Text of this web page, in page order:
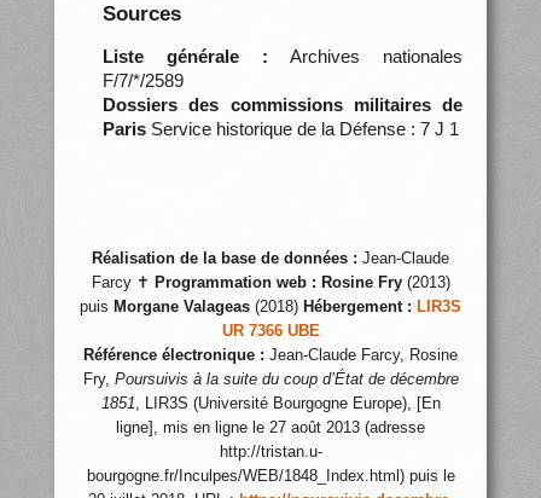
Sources
Liste générale : Archives nationales
F/7/*/2589
Dossiers des commissions militaires de
ParisService historique de la Défense : 7 J 1
Réalisation de la base de données : Jean-Claude
Farcy ✝ Programmation web : Rosine Fry(2013)
puis Morgane Valageas (2018) Hébergement : LIR3S
UR 7366 UBE
Référence électronique : Jean-Claude Farcy, Rosine
Fry, Poursuivis à la suite du coup d’État de décembre
1851, LIR3S (Université Bourgogne Europe), [En
ligne], mis en ligne le 27 août 2013 (adresse
http://tristan.u-
bourgogne.fr/Inculpes/WEB/1848_Index.html) puis le